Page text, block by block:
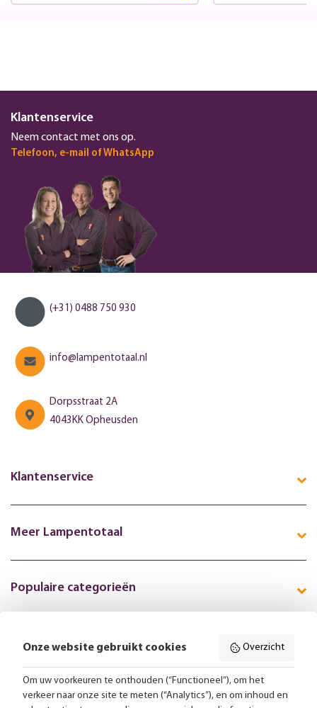
Klantenservice
Neem contact met ons op.
Telefoon, e-mail of WhatsApp
(+31) 0488 750 930
info@lampentotaal.nl
Dorpsstraat 2A
4043KK Opheusden
Klantenservice
Meer Lampentotaal
Populaire categorieën
Volg ons online:
Gratis bezorging vanaf 99,-
Onze website gebruikt cookies Overzicht
Om uw voorkeuren te onthouden (“Functioneel”), om het
verkeer naar onze site te meten (“Analytics”), en om inhoud en